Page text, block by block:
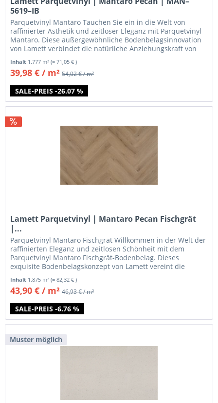
SALE-PREIS -26.07 %
5619–IB
Parquetvinyl Mantaro Tauchen Sie ein in die Welt von
raffinierter Ästhetik und zeitloser Eleganz mit Parquetvinyl
Mantaro. Diese außergewöhnliche Bodenbelagsinnovation
von Lamett verbindet die natürliche Anziehungskraft von
Inhalt 1.777 m²(= 71,05 € )
39,98 € / m² 54,02 € / m²
SALE-PREIS -6.76 %
Lamett Parquetvinyl | Mantaro Pecan Fischgrät
|...
Parquetvinyl Mantaro Fischgrät Willkommen in der Welt der
raffinierten Eleganz und zeitlosen Schönheit mit dem
Parquetvinyl Mantaro Fischgrät-Bodenbelag. Dieses
exquisite Bodenbelagskonzept von Lamett vereint die
Inhalt 1.875 m²(= 82,32 € )
43,90 € / m² 46,93 € / m²
Muster möglich